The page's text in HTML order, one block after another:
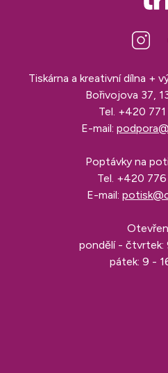
Tiskárna a kreativní dílna +
Bořivojova 37,
Tel. +420
E-mail:
Poptávky na
Tel. +420 776
E-mail:
pondělí - čtvrtek:
pátek: 9 -